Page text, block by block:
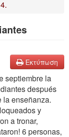
Εκτύπωση
septiembre la
después
la enseñanza.
y
a tronar,
6 personas,